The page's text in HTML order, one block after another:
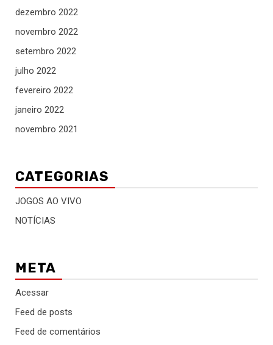
dezembro 2022
novembro 2022
setembro 2022
julho 2022
fevereiro 2022
janeiro 2022
novembro 2021
CATEGORIAS
JOGOS AO VIVO
NOTÍCIAS
META
Acessar
Feed de posts
Feed de comentários